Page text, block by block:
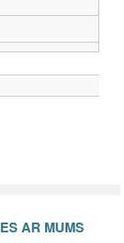
AR MUMS